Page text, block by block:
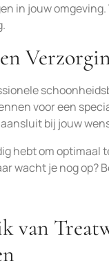
in jouw
voor een
bij jouw
hebt om optimaal
wacht je nog op?
van